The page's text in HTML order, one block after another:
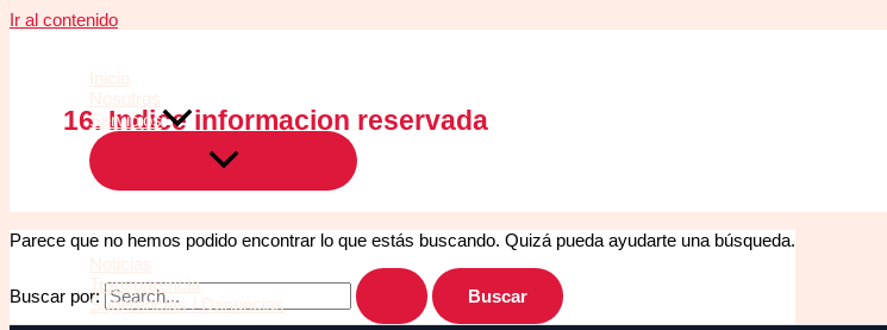
Ir al contenido
Inicio
Nosotros
Servicios
Noticias
Transparencia
Sugerencias / Denuncias
16. Indice informacion reservada
Parece que no hemos podido encontrar lo que estás buscando. Quizá pueda ayudarte una búsqueda.
Buscar por: